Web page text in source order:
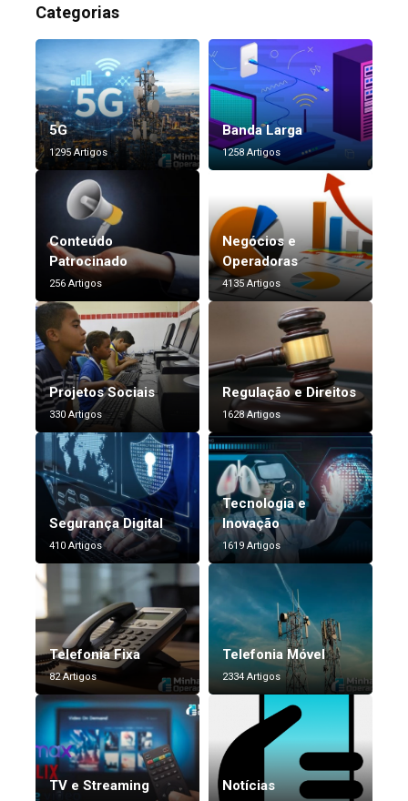
Categorias
5G
1295 Artigos
Banda Larga
1258 Artigos
Conteúdo
Patrocinado
256 Artigos
Negócios e
Operadoras
4135 Artigos
Projetos Sociais
330 Artigos
Regulação e Direitos
1628 Artigos
Segurança Digital
410 Artigos
Tecnologia e
Inovação
1619 Artigos
Telefonia Fixa
82 Artigos
Telefonia Móvel
2334 Artigos
TV e Streaming Notícias